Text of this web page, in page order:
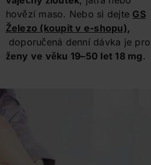
hovězí maso. Nebo si dejte GS
Železo (koupit v e-shopu),
doporučená denní dávka je pro
ženy ve věku 19–50 let 18 mg.